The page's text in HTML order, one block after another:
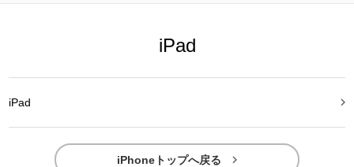
iPad
iPad 
iPhoneトップへ戻る 